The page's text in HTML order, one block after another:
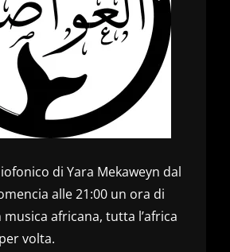
di Yara Mekaweyn dal
alle 21:00 un ora di
africana, tutta l’africa
volta.